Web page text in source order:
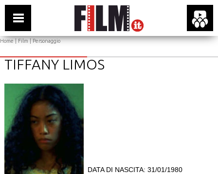
Home|Film| Personaggio
TIFFANY LIMOS
DATA DI NASCITA: 31/01/1980